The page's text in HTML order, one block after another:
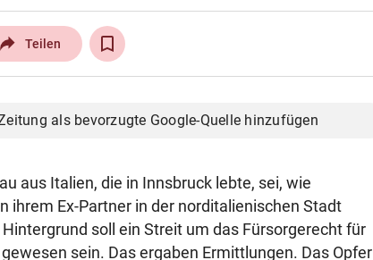
Teilen
als bevorzugte Google-Quelle hinzufügen
aus Italien, die in Innsbruck lebte, sei, wie
ihrem Ex-Partner in der norditalienischen Stadt
soll ein Streit um das Fürsorgerecht für
sein. Das ergaben Ermittlungen. Das Opfer